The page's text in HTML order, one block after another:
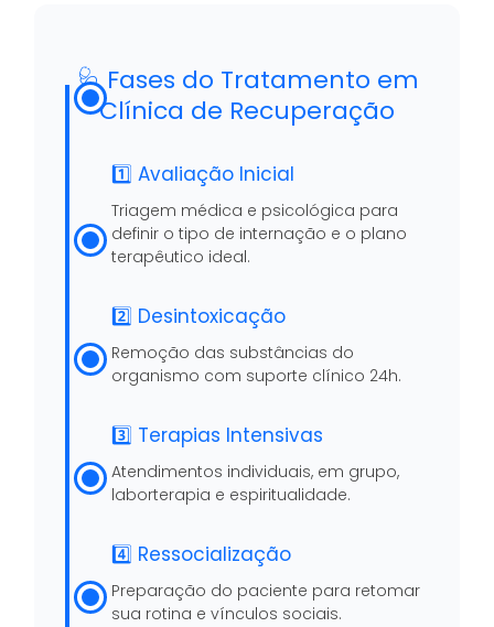
🩺 Fases do Tratamento em
Clínica de Recuperação
1️⃣ Avaliação Inicial
Triagem médica e psicológica para
definir o tipo de internação e o plano
terapêutico ideal.
2️⃣ Desintoxicação
Remoção das substâncias do
organismo com suporte clínico 24h.
3️⃣ Terapias Intensivas
Atendimentos individuais, em grupo,
laborterapia e espiritualidade.
4️⃣ Ressocialização
Preparação do paciente para retomar
sua rotina e vínculos sociais.